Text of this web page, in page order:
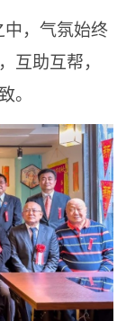
，气氛始终
互助互帮，
。